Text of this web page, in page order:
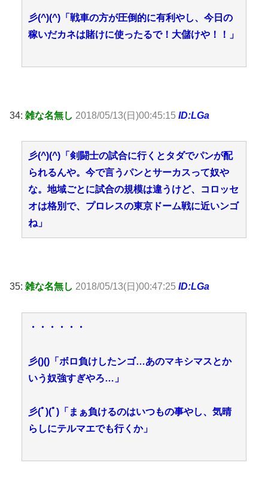
彡(^)(^)「戦車の方が圧倒的に有利やし、今日の
稼いだカネは賭けに使ったるで！大儲けや！！」
34: 雑な名無し 2018/05/13(日)00:45:15 ID:LGa
彡(^)(^)「剣闘士の試合に行くとタダでパンが配
られるんや。今で言うパンとサーカスって奴や
な。地域ごとに試合の規模は違うけど、コロッセ
オは格別で、プロレスの東京ドーム戦に近いンゴ
ね」
35: 雑な名無し 2018/05/13(日)00:47:25 ID:LGa
・・・・・・
彡()()「ボロ負けしたンゴ…あのマキシマスとか
いう奴強すぎやろ…」
彡(ﾟ)(ﾟ)「まぁ負けるのはいつもの事やし、気晴
らしにテルマエでも行くか」